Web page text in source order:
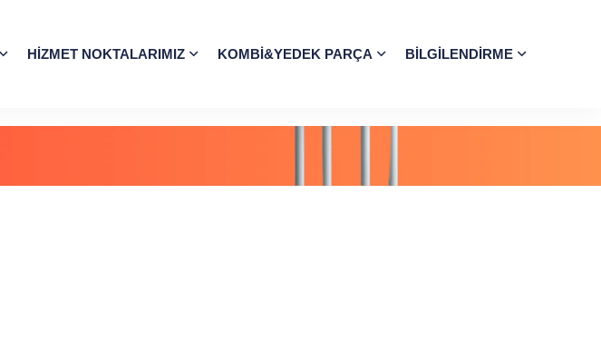
HIZMET NOKTALARIMIZ KOMBI&YEDEK PARÇA BILGILENDIRME